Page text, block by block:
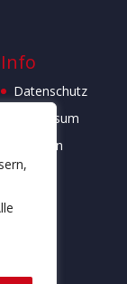
Info
Datenschutz
Impressum
Statuten